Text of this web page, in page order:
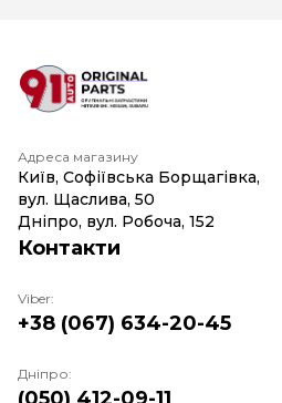
Адреса магазину
Київ, Софіївська Борщагівка,
вул. Щаслива, 50
Дніпро, вул. Робоча, 152
Контакти
Viber:
+38 (067) 634-20-45
Дніпро: